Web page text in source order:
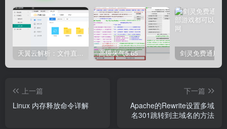
天翼云解析：文件直链获取源码 高级火气5.65
上一篇
Linux 内存释放命令详解
下一篇
Apache的Rewrite设置多域
名301跳转到主域名的方法